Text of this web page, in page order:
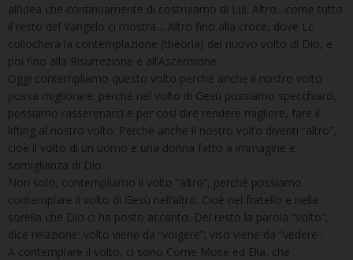
all’idea che continuamente di costruiamo di Lui. Altro…come tutto
il resto del Vangelo ci mostra… Altro fino alla croce, dove Lc
collocherà la contemplazione (theoria) del nuovo volto di Dio, e
poi fino alla Risurrezione e all’Ascensione.
Oggi contempliamo questo volto perché anche il nostro volto
possa migliorare: perché nel volto di Gesù possiamo specchiarci,
possiamo rasserenarci e per così dire rendere migliore, fare il
lifting al nostro volto. Perché anche il nostro volto diventi “altro”,
cioè il volto di un uomo e una donna fatto a immagine e
somiglianza di Dio.
Non solo, contempliamo il volto “altro”, perché possiamo
contemplare il volto di Gesù nell’altro. Cioè nel fratello e nella
sorella che Dio ci ha posto accanto. Del resto la parola “volto”,
dice relazione: volto viene da “volgere”; viso viene da “vedere”.
A contemplare il volto, ci sono Come Mosè ed Elia, che